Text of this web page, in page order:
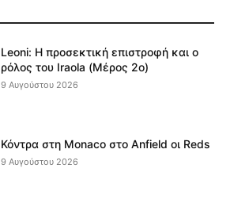
Leoni: Η προσεκτική επιστροφή και ο
ρόλος του Iraola (Μέρος 2ο)
9 Αυγούστου 2026
Κόντρα στη Monaco στο Anfield οι Reds
9 Αυγούστου 2026